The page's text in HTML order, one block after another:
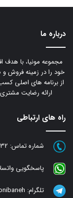
درباره ما
مجموعه مونیا، با
خود را در زمینه فروش
از برنامه های اصلی
ارائه رضایت
راه های ارتباطی
شماره تماس:
پاسخگویی
تلگرام: